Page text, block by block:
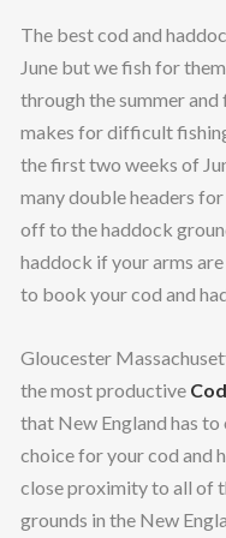
The best cod and
June but we fish for
through the summer
makes for difficult
the first two weeks of
many double headers
off to the haddock
haddock if your arms
to book your cod and
Gloucester
the most productive
that New England has
choice for your cod and
close proximity to all of
grounds in the New